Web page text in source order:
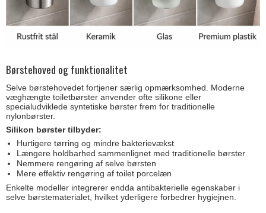
Børstehoved og funktionalitet
Selve børstehovedet fortjener særlig opmærksomhed. Moderne
væghængte toiletbørster anvender ofte silikone eller
specialudviklede syntetiske børster frem for traditionelle
nylonbørster.
Silikon børster tilbyder:
Hurtigere tørring og mindre bakterievækst
Længere holdbarhed sammenlignet med traditionelle børster
Nemmere rengøring af selve børsten
Mere effektiv rengøring af toilet porcelæn
Enkelte modeller integrerer endda antibakterielle egenskaber i
selve børstematerialet, hvilket yderligere forbedrer hygiejnen.